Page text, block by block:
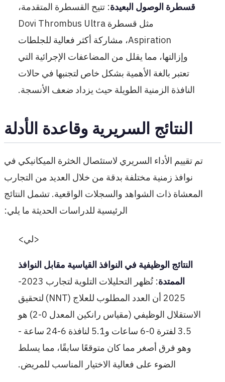
قسطرة الوصول البعيدة: تتيح القسطرة المتقدمة،
مثل قسطرة Dovi Thrombus Ultra
Aspiration، مشاركة أكثر فعالية للجلطات
وإزالتها، مما يقلل من المضاعفات الإجرائية التي
تعتبر بالغة الأهمية بشكل خاص لتجنبها في حالات
النافذة الزمنية الطويلة حيث يزداد ضعف الأنسجة.
النتائج السريرية وقاعدة الأدلة
تم تقييم الأداء السريري لاستئصال الخثرة الميكانيكي في
نوافذ زمنية مختلفة بدقة من خلال العديد من التجارب
المعشاة ذات الشواهد والسجلات الواقعية. تشمل النتائج
الرئيسية للدراسات الحديثة ما يلي:
<لي>
النتائج الوظيفية في النوافذ القياسية مقابل النوافذ
الممتدة
: تُظهر التحليلات التلوية لتجارب 2023-
2025 أن العدد المطلوب للعلاج (NNT) لتحقيق
الاستقلال الوظيفي (مقياس رانكين المعدل 0-2) هو
3.5 لفترة 0-6 ساعات و5.1 لنافذة 6-24 ساعة -
وهو فرق أصغر مما كان متوقعًا سابقًا، مما يسلط
الضوء على فعالية الاختيار المناسب للمريض.